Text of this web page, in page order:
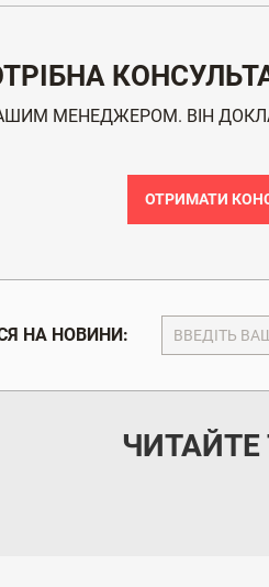
МЕНЕДЖЕРОМ. ВІН
ОТРИМАТИ
НА НОВИНИ: